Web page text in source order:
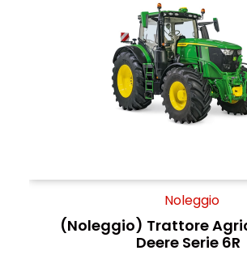
Noleggio
(Noleggio) Trattore
Deere Serie 6R